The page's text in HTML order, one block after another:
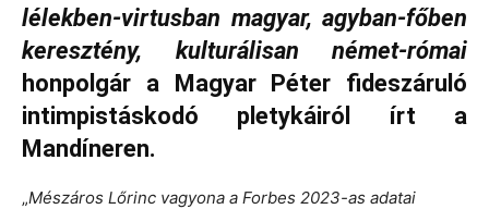
lélekben-virtusban magyar, agyban-főben
keresztény, kulturálisan német-római
honpolgár a Magyar Péter fideszáruló
intimpistáskodó pletykáiról írt a
Mandíneren.
„Mészáros Lőrinc vagyona a Forbes 2023-as adatai